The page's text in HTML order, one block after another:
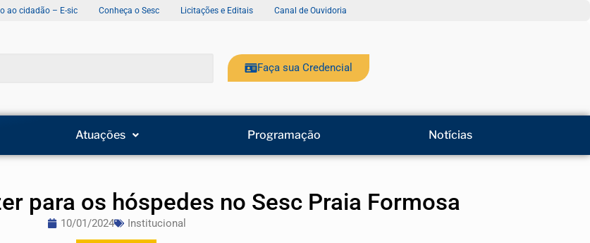
ao cidadão – E-sic Conheça o Sesc Licitações e Editais Canal de Ouvidoria
Faça sua Credencial
Atuações Programação Notícias
para os hóspedes no Sesc Praia Formosa
10/01/2024 Institucional